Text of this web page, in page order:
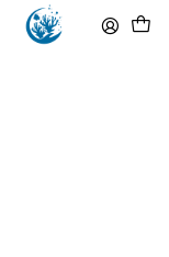
extresso: 14,90€)